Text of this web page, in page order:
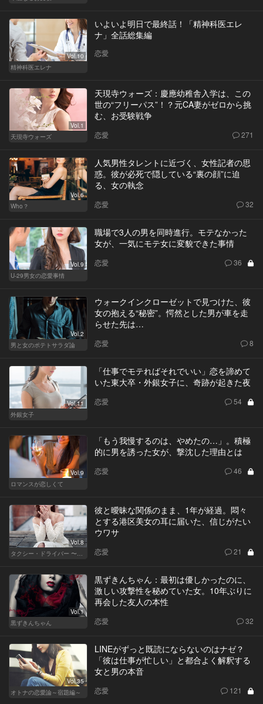
Vol.10
精神科医エレナ
いよいよ明日で最終話！「精神科医エレ
ナ」全話総集編
恋愛
Vol.1
天現寺ウォーズ
天現寺ウォーズ：慶應幼稚舎入学は、この
世の“フリーパス”！？元CA妻がゼロから挑
む、お受験戦争
恋愛 271
Vol.6
Who？
人気男性タレントに近づく、女性記者の思
惑。彼が必死で隠している“裏の顔”に迫
る、女の執念
恋愛 32
Vol.9
U-29男女の恋愛事情
職場で3人の男を同時進行。モテなかった
女が、一気にモテ女に変貌できた事情
恋愛 36
Vol.2
男と女のポテトサラダ論
ウォークインクローゼットで見つけた、彼
女の抱える“秘密”。愕然とした男が車を走
らせた先は…
恋愛 8
Vol.11
外銀女子
「仕事でモテればそれでいい」恋を諦めて
いた東大卒・外銀女子に、奇跡が起きた夜
恋愛 54
Vol.9
ロマンスが恋しくて
「もう我慢するのは、やめたの…」。積極
的に男を誘った女が、撃沈した理由とは
恋愛 46
Vol.8
彼と曖昧な関係のまま、1年が経過。悶々
とする港区美女の耳に届いた、信じがたい
ウワサ
恋愛 21
Vol.1
黒ずきんちゃん
黒ずきんちゃん：最初は優しかったのに、
激しい攻撃性を秘めていた女。10年ぶりに
再会した友人の本性
恋愛 32
Vol.35
オトナの恋愛論～宿題編～
LINEがずっと既読にならないのはナゼ？
「彼は仕事が忙しい」と都合よく解釈する
女と男の本音
恋愛 121